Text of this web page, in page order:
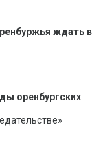
ждать в
оренбургских